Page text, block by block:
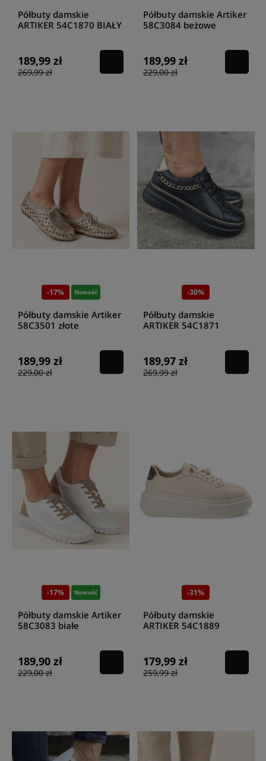
Półbuty damskie
ARTIKER 54C1870 BIAŁY
189,99 zł
269,99 zł
Półbuty damskie Artiker
58C3084 beżowe
189,99 zł
229,00 zł
-17% Nowość
Półbuty damskie Artiker
58C3501 złote
189,99 zł
229,00 zł
-30%
Półbuty damskie
ARTIKER 54C1871
189,97 zł
269,99 zł
-17% Nowość
Półbuty damskie Artiker
58C3083 białe
189,90 zł
229,00 zł
-31%
Półbuty damskie
ARTIKER 54C1889
179,99 zł
259,99 zł